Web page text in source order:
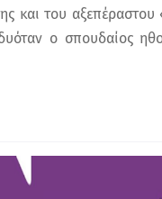
και του
ο σπουδαίος